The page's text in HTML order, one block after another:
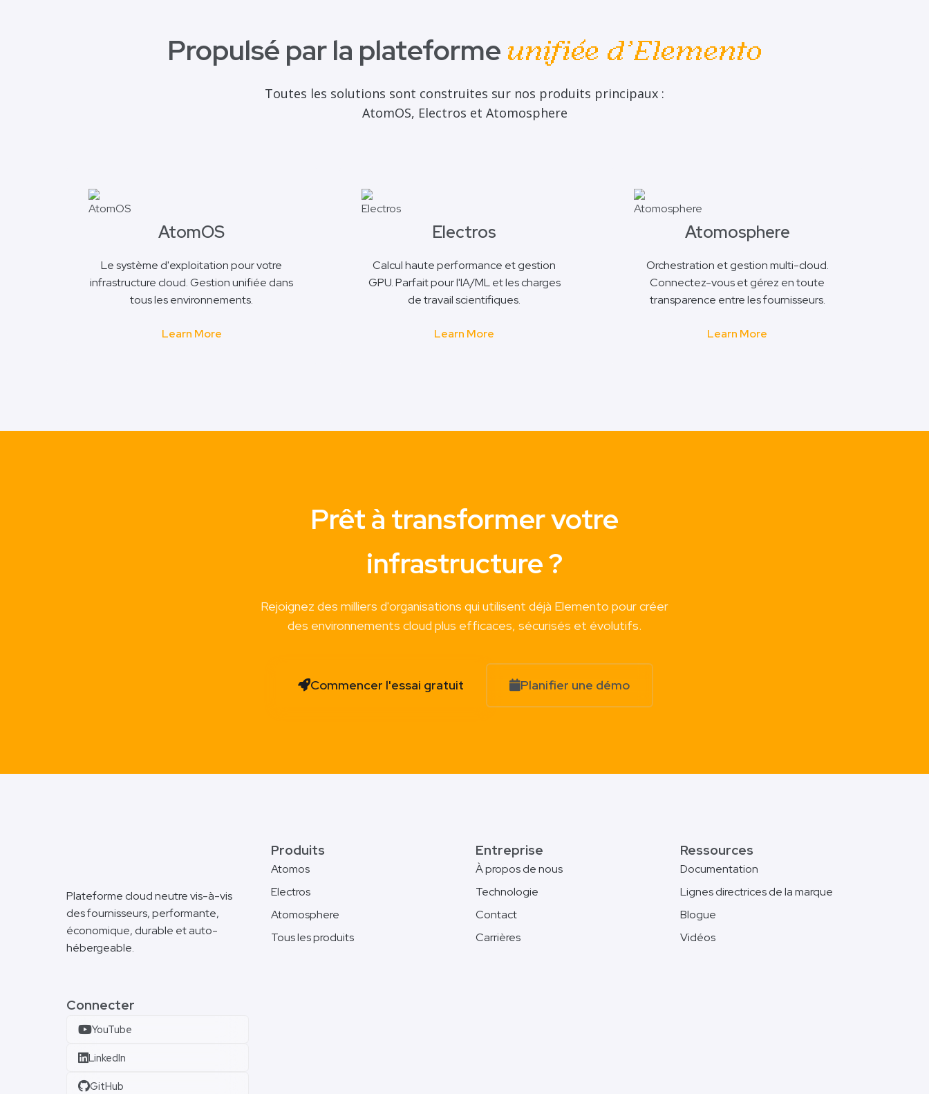
Propulsé par la plateforme unifiée d'Elemento
Toutes les solutions sont construites sur nos produits principaux :
AtomOS, Electros et Atomosphere
AtomOS
Le système d'exploitation pour votre
infrastructure cloud. Gestion unifiée dans
tous les environnements.
Learn More
Electros
Calcul haute performance et gestion
GPU. Parfait pour l'IA/ML et les charges
de travail scientifiques.
Learn More
Atomosphere
Orchestration et gestion multi-cloud.
Connectez-vous et gérez en toute
transparence entre les fournisseurs.
Learn More
Prêt à transformer votre
infrastructure ?
Rejoignez des milliers d'organisations qui utilisent déjà Elemento pour créer
des environnements cloud plus efficaces, sécurisés et évolutifs.
Commencer l'essai gratuit Planifier une démo
Plateforme cloud neutre vis-à-vis
des fournisseurs, performante,
économique, durable et auto-
hébergeable.
Produits
Atomos
Electros
Atomosphere
Tous les produits
Entreprise
À propos de nous
Technologie
Contact
Carrières
Ressources
Documentation
Lignes directrices de la marque
Blogue
Vidéos
Connecter
YouTube
LinkedIn
GitHub